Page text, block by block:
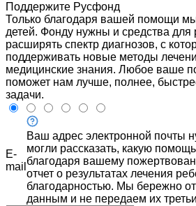
Поддержите Русфонд
Только благодаря вашей помощи
детей. Фонду нужны и средства
расширять спектр диагнозов, с
поддерживать новые методы
медицинские знания. Любое ваше
поможет нам лучше, полнее,
задачи.
E-
mail
Ваш адрес электронной почты
могли рассказать, какую
благодаря вашему
отчет о результатах лечения
благодарностью. Мы бережно
данным и не передаем их